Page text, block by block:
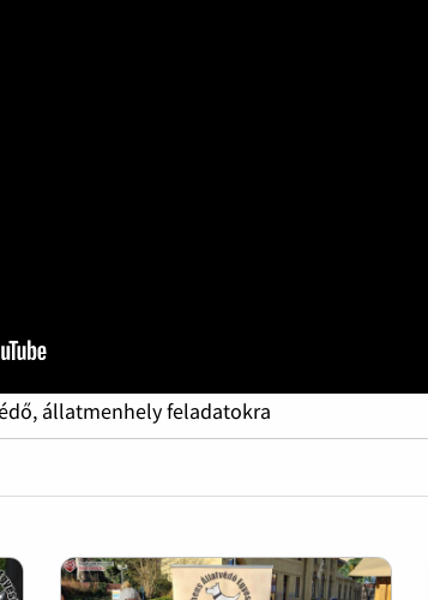
állatmenhely feladatokra